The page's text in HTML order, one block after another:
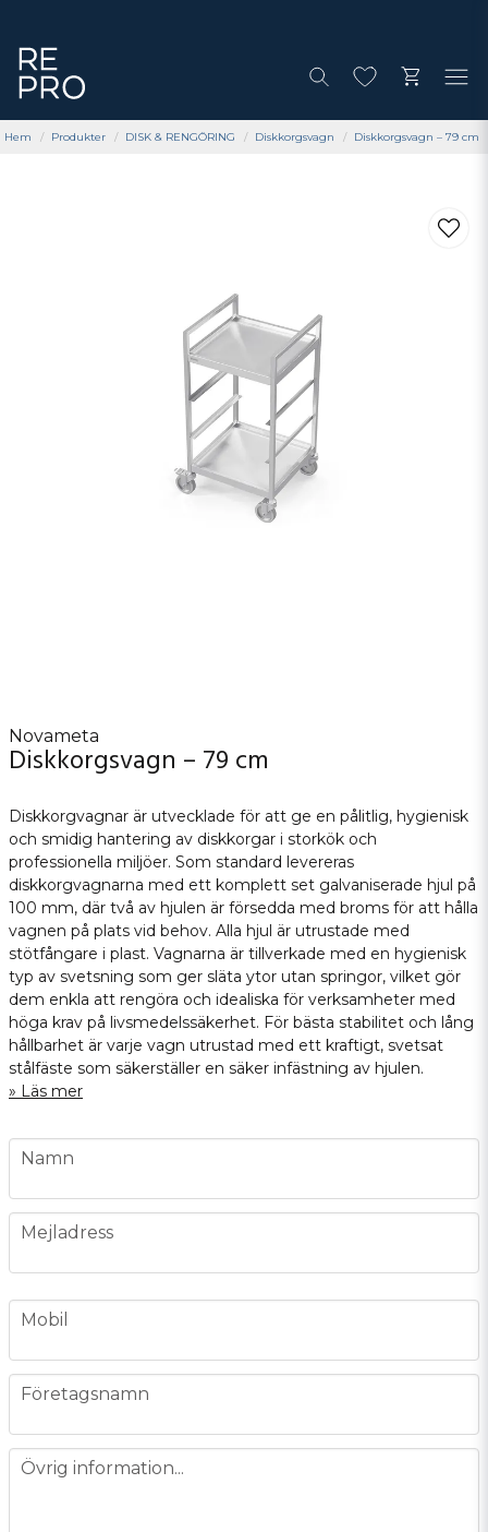
Hem Produkter DISK & RENGÖRING Diskkorgsvagn Diskkorgsvagn – 79 cm
Novameta
Diskkorgsvagn – 79 cm
Diskkorgvagnar är utvecklade för att ge en pålitlig, hygienisk
och smidig hantering av diskkorgar i storkök och
professionella miljöer. Som standard levereras
diskkorgvagnarna med ett komplett set galvaniserade hjul på
100 mm, där två av hjulen är försedda med broms för att hålla
vagnen på plats vid behov. Alla hjul är utrustade med
stötfångare i plast. Vagnarna är tillverkade med en hygienisk
typ av svetsning som ger släta ytor utan springor, vilket gör
dem enkla att rengöra och idealiska för verksamheter med
höga krav på livsmedelssäkerhet. För bästa stabilitet och lång
hållbarhet är varje vagn utrustad med ett kraftigt, svetsat
stålfäste som säkerställer en säker infästning av hjulen.
Läs mer
name
Namn
email
Mejladress
phone
Mobil
company
Företagsnamn
message
Övrig information...